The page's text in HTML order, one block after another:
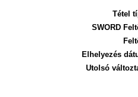
Tétel
SWORD
Elhelyezés
Utolsó